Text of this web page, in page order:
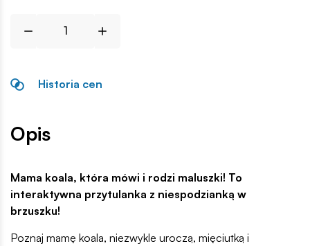
Historia cen
Opis
Mama koala, która mówi i rodzi maluszki! To
interaktywna przytulanka z niespodzianką w
brzuszku!
Poznaj mamę koala, niezwykle uroczą, mięciutką i